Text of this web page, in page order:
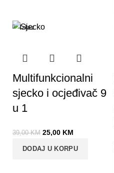
Izlaz
Multifunkcionalni
sjecko i ocjeđivač 9
u 1
39,00KM 25,00 KM
DODAJ U KORPU